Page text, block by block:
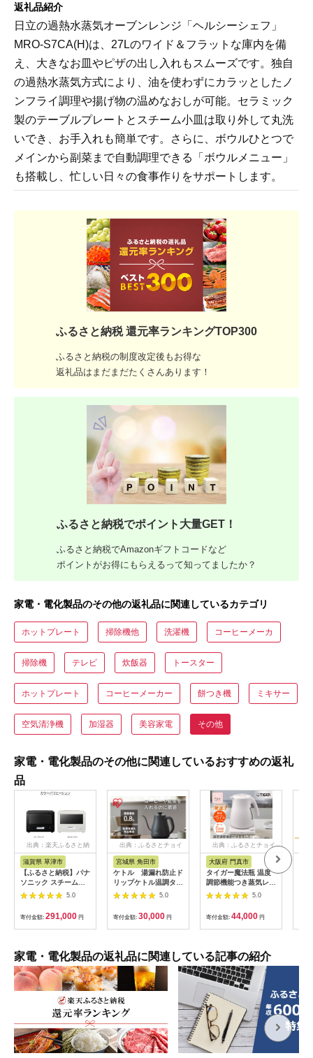
返礼品紹介
日立の過熱水蒸気オーブンレンジ「ヘルシーシェフ」
MRO-S7CA(H)は、27Lのワイド＆フラットな庫内を備
え、大きなお皿やピザの出し入れもスムーズです。独自
の過熱水蒸気方式により、油を使わずにカラッとしたノ
ンフライ調理や揚げ物の温めなおしが可能。セラミック
製のテーブルプレートとスチーム小皿は取り外して丸洗
いでき、お手入れも簡単です。さらに、ボウルひとつで
メインから副菜まで自動調理できる「ボウルメニュー」
も搭載し、忙しい日々の食事作りをサポートします。
ふるさと納税 還元率ランキングTOP300
ふるさと納税の制度改定後もお得な
返礼品はまだまだたくさんあります！
ふるさと納税でポイント大量GET！
ふるさと納税でAmazonギフトコードなど
ポイントがお得にもらえるって知ってましたか？
家電・電化製品のその他の返礼品に関連しているカテゴリ
ホットプレート 掃除機他 洗濯機 コーヒーメーカ
掃除機 テレビ 炊飯器 トースター
ホットプレート コーヒーメーカー 餅つき機 ミキサー
空気清浄機 加湿器 美容家電 その他
家電・電化製品のその他に関連しているおすすめの返礼
品
出典：楽天ふるさと納
税
滋賀県 草津市
【ふるさと納税】パナ
ソニック スチームオ
ーブンレンジ ビスト
ロ NE-BS8D-W 容量
30L | スチームオーブ
ン ホワイトモデル 時
短調理 人気 おすすめ
ー料理 30L 大容量 キ
ッチン家電 新生活応
援
5.0
寄付金額: 291,000 円
出典：ふるさとチョイ
ス
宮城県 角田市
ケトル 湯漏れ防止ド
リップケトル温調タイ
プ IKE-C800T-H5.0
寄付金額: 30,000 円
出典：ふるさとチョイ
大阪府 門真市
タイガー魔法瓶 温度
調節機能つき蒸気レス
電気ケトル 1.2L PTV-
A120【HC チェスナ
ッツグレー、WG グレ
イッシュホワイト】大
阪府門真市 家電 電化
活家電 新生活 新生活
応援
5.0
寄付金額: 44,000 円
家電・電化製品の返礼品に関連している記事の紹介